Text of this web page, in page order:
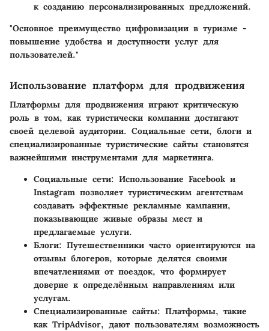
к созданию персонализированных предложений.
"Основное преимущество цифровизации в туризме -
повышение удобства и доступности услуг для
пользователей."
Использование платформ для продвижения
Платформы для продвижения играют критическую
роль в том, как туристически компании достигают
своей целевой аудитории. Социальные сети, блоги и
специализированные туристические сайты становятся
важнейшими инструментами для маркетинга.
Социальные сети: Использование Facebook и
Instagram позволяет туристическим агентствам
создавать эффектные рекламные кампании,
показывающие живые образы мест и
предлагаемые услуги.
Блоги: Путешественники часто ориентируются на
отзывы блогеров, которые делятся своими
впечатлениями от поездок, что формирует
доверие к определённым направлениям или
услугам.
Специализированные сайты: Платформы, такие
как TripAdvisor, дают пользователям возможность